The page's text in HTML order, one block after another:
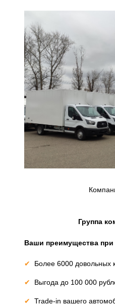
Группа
Ваши преимущества при
Более 6000 довольных
Выгода до 100 000
Trade-in вашего